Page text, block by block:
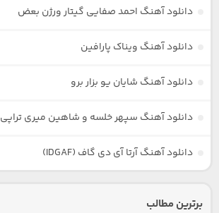
دانلود آهنگ احمد صفایی گیتار ورژن بعض
دانلود آهنگ ویناک پارافین
دانلود آهنگ شایان یو بزار برو
دانلود آهنگ سپهر خلسه و شاهین میری تراپی
دانلود آهنگ آرتا آی دی گاف (IDGAF)
برترین مطالب